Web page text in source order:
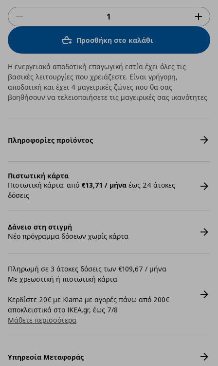
Προσθήκη στο καλάθι
Η ενεργειακά αποδοτική επαγωγική εστία έχει όλες τις
βασικές λειτουργίες που χρειάζεστε. Είναι γρήγορη,
αποδοτική και έχει 4 μαγειρικές ζώνες που θα σας
βοηθήσουν να τελειοποιήσετε τις μαγειρικές σας ικανότητες.
Πληροφορίες προϊόντος
Πιστωτική κάρτα
Πιστωτική κάρτα: από €13,71 / μήνα έως 24 άτοκες
δόσεις
Δάνειο στη στιγμή
Νέο πρόγραμμα δόσεων χωρίς κάρτα
Πληρωμή σε 3 άτοκες δόσεις των €109,67 / μήνα
Με χρεωστική ή πιστωτική κάρτα
Κερδίστε 20€ με Klarna με αγορές πάνω από 200€
αποκλειστικά στο IKEA.gr, έως 7/8
Μάθετε περισσότερα
Υπηρεσία Μεταφοράς